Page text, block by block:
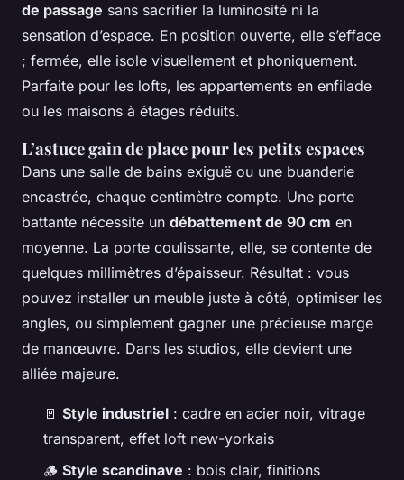
de passage sans sacrifier la luminosité ni la
sensation d’espace. En position ouverte, elle s’efface
; fermée, elle isole visuellement et phoniquement.
Parfaite pour les lofts, les appartements en enfilade
ou les maisons à étages réduits.
L’astuce gain de place pour les petits espaces
Dans une salle de bains exiguë ou une buanderie
encastrée, chaque centimètre compte. Une porte
battante nécessite un débattement de 90 cm en
moyenne. La porte coulissante, elle, se contente de
quelques millimètres d’épaisseur. Résultat : vous
pouvez installer un meuble juste à côté, optimiser les
angles, ou simplement gagner une précieuse marge
de manœuvre. Dans les studios, elle devient une
alliée majeure.
🚪 Style industriel : cadre en acier noir, vitrage
transparent, effet loft new-yorkais
🪵 Style scandinave : bois clair, finitions